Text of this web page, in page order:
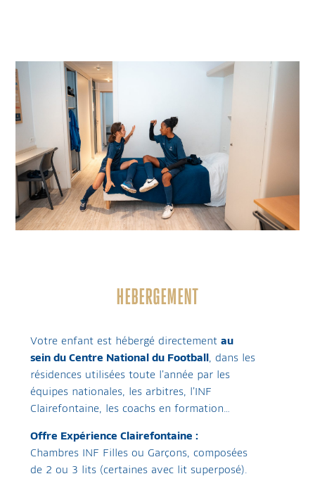
HEBERGEMENT
Votre enfant est hébergé directement au
sein du Centre National du Football, dans les
résidences utilisées toute l’année par les
équipes nationales, les arbitres, l’INF
Clairefontaine, les coachs en formation…
Offre Expérience Clairefontaine :
Chambres INF Filles ou Garçons, composées
de 2 ou 3 lits (certaines avec lit superposé).